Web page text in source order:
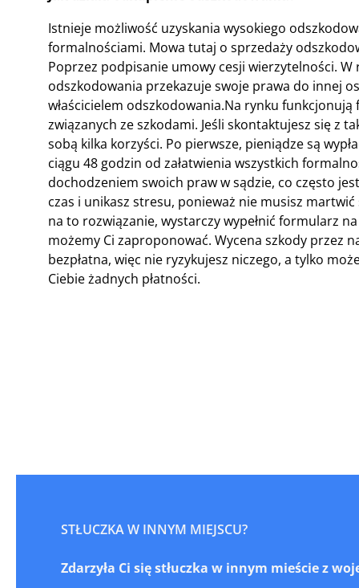
Istnieje możliwość uzyskania wysokiego
formalnościami. Mowa tutaj o sprzedaży
Poprzez podpisanie umowy cesji wierzytelności.
odszkodowania przekazuje swoje prawa do innej
właścicielem odszkodowania.Na rynku
związanych ze szkodami. Jeśli skontaktujesz się z
sobą kilka korzyści. Po pierwsze, pieniądze są
ciągu 48 godzin od załatwienia wszystkich
dochodzeniem swoich praw w sądzie, co często
czas i unikasz stresu, ponieważ nie musisz
na to rozwiązanie, wystarczy wypełnić formularz
możemy Ci zaproponować. Wycena szkody przez
bezpłatna, więc nie ryzykujesz niczego, a tylko
Ciebie żadnych płatności.
STŁUCZKA W INNYM MIEJSCU?
Zdarzyła Ci się stłuczka w innym mieście z